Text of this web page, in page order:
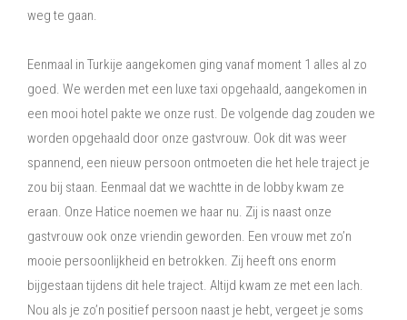
weg te gaan.
Eenmaal in Turkije aangekomen ging vanaf moment 1 alles al zo
goed. We werden met een luxe taxi opgehaald, aangekomen in
een mooi hotel pakte we onze rust. De volgende dag zouden we
worden opgehaald door onze gastvrouw. Ook dit was weer
spannend, een nieuw persoon ontmoeten die het hele traject je
zou bij staan. Eenmaal dat we wachtte in de lobby kwam ze
eraan. Onze Hatice noemen we haar nu. Zij is naast onze
gastvrouw ook onze vriendin geworden. Een vrouw met zo’n
mooie persoonlijkheid en betrokken. Zij heeft ons enorm
bijgestaan tijdens dit hele traject. Altijd kwam ze met een lach.
Nou als je zo’n positief persoon naast je hebt, vergeet je soms